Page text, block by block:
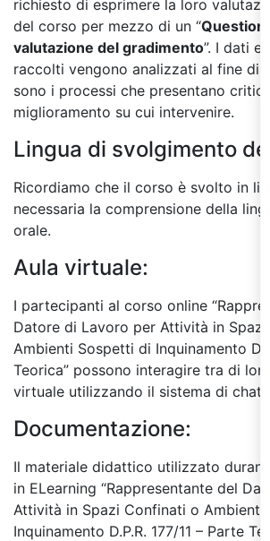
richiesto di esprimere la loro
del corso per mezzo di un “
valutazione del gradimento”. I dati e
raccolti vengono analizzati al fine di
sono i processi che presentano
miglioramento su cui intervenire.
Lingua di svolgimento del
Ricordiamo che il corso è svolto in
necessaria la comprensione della
orale.
Aula virtuale:
I partecipanti al corso online
Datore di Lavoro per Attività in Spazi
Ambienti Sospetti di Inquinamento
Teorica” possono interagire tra di loro
virtuale utilizzando il sistema di chat
Documentazione:
Il materiale didattico utilizzato
in ELearning “Rappresentante del
Attività in Spazi Confinati o Ambienti
Inquinamento D.P.R. 177/11 – Parte